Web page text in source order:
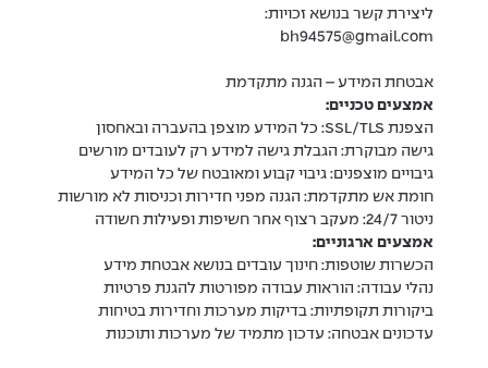
ליצירת קשר בנושא זכויות:
bh94575@gmail.com
אבטחת המידע – הגנה מתקדמת
אמצעים טכניים:
הצפנת SSL/TLS: כל המידע מוצפן בהעברה ובאחסון
גישה מבוקרת: הגבלת גישה למידע רק לעובדים מורשים
גיבויים מוצפנים: גיבוי קבוע ומאובטח של כל המידע
חומת אש מתקדמת: הגנה מפני חדירות וכניסות לא מורשות
ניטור 24/7: מעקב רצוף אחר חשיפות ופעילות חשודה
אמצעים ארגוניים:
הכשרות שוטפות: חינוך עובדים בנושא אבטחת מידע
נהלי עבודה: הוראות עבודה מפורטות להגנת פרטיות
ביקורות תקופתיות: בדיקות מערכות וחדירות בטיחות
עדכונים אבטחה: עדכון מתמיד של מערכות ותוכנות